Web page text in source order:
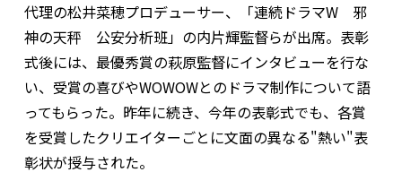
代理の松井菜穂プロデューサー、「連続ドラマW 邪
神の天秤 公安分析班」の内片輝監督らが出席。表彰
式後には、最優秀賞の萩原監督にインタビューを行な
い、受賞の喜びやWOWOWとのドラマ制作について語
ってもらった。昨年に続き、今年の表彰式でも、各賞
を受賞したクリエイターごとに文面の異なる"熱い"表
彰状が授与された。